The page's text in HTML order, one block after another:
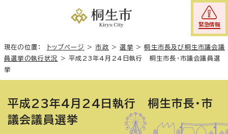
緊急情報
現在の位置： トップページ >市政 >選挙 >桐生市長及び桐生市議会議
員選挙の執行状況
>平成23年4月24日執行 桐生市長・市議会議員選
挙
平成23年4月24日執行 桐生市長・市
議会議員選挙